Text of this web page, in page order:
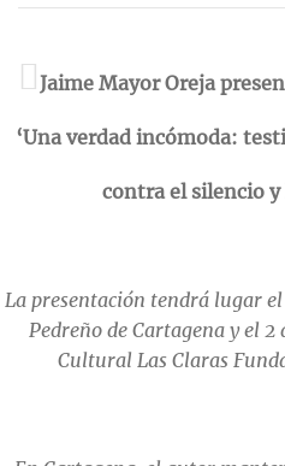
Jaime Mayor Oreja
‘Una verdad incómoda:
contra el silencio y
La presentación tendrá lugar
Pedreño de Cartagena y el
Cultural Las Claras